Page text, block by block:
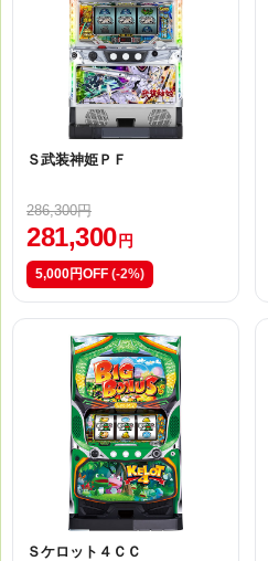
Ｓ武装神姫ＰＦ
286,300円
281,300 円
5,000円OFF (-2%)
Ｓケロット４ＣＣ